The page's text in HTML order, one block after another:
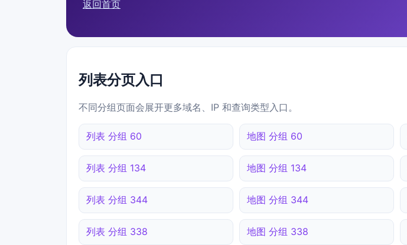
返回首页
列表分页入口
不同分组页面会展开更多域名、IP 和查询类型入口。
列表 分组 60 地图 分组 60
列表 分组 134 地图 分组 134
列表 分组 344 地图 分组 344
列表 分组 338 地图 分组 338